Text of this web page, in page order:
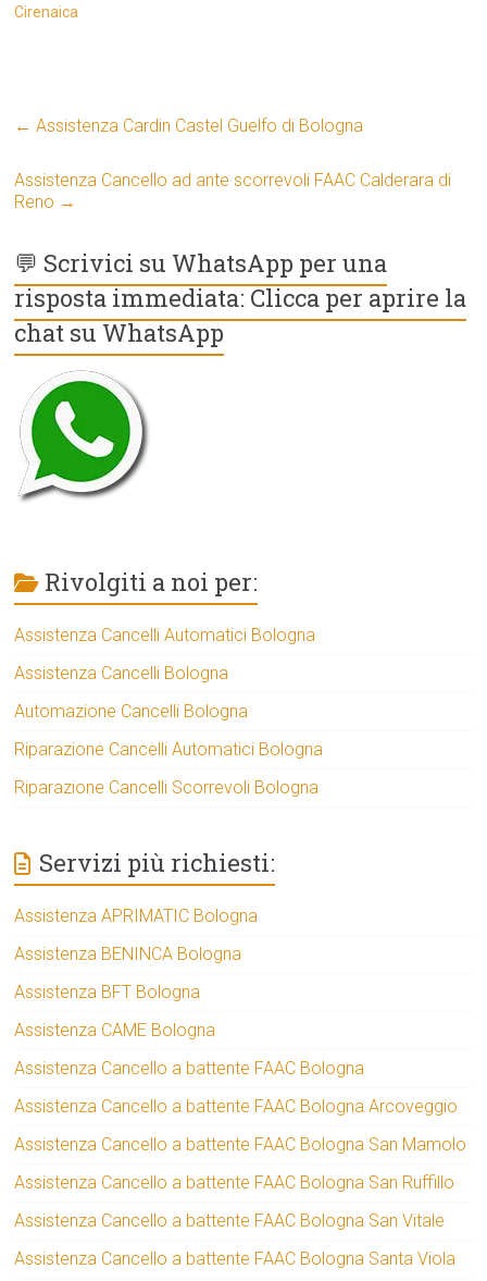
Cirenaica
← Assistenza Cardin Castel Guelfo di Bologna
Assistenza Cancello ad ante scorrevoli FAAC Calderara di
Reno →
💬 Scrivici su WhatsApp per una
risposta immediata: Clicca per aprire la
chat su WhatsApp
Rivolgiti a noi per:
Assistenza Cancelli Automatici Bologna
Assistenza Cancelli Bologna
Automazione Cancelli Bologna
Riparazione Cancelli Automatici Bologna
Riparazione Cancelli Scorrevoli Bologna
Servizi più richiesti:
Assistenza APRIMATIC Bologna
Assistenza BENINCA Bologna
Assistenza BFT Bologna
Assistenza CAME Bologna
Assistenza Cancello a battente FAAC Bologna
Assistenza Cancello a battente FAAC Bologna Arcoveggio
Assistenza Cancello a battente FAAC Bologna San Mamolo
Assistenza Cancello a battente FAAC Bologna San Ruffillo
Assistenza Cancello a battente FAAC Bologna San Vitale
Assistenza Cancello a battente FAAC Bologna Santa Viola